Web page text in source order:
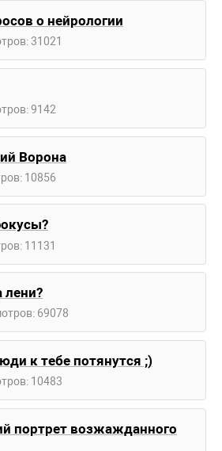
о нейрологии
31021
9142
Ворона
10856
11131
лени?
69078
к тебе потянутся ;)
10483
портрет возжажданного